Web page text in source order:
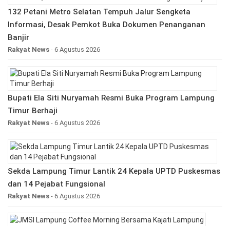
132 Petani Metro Selatan Tempuh Jalur Sengketa
Informasi, Desak Pemkot Buka Dokumen Penanganan
Banjir
Rakyat News - 6 Agustus 2026
Bupati Ela Siti Nuryamah Resmi Buka Program Lampung
Timur Berhaji
Rakyat News - 6 Agustus 2026
Sekda Lampung Timur Lantik 24 Kepala UPTD Puskesmas
dan 14 Pejabat Fungsional
Rakyat News - 6 Agustus 2026